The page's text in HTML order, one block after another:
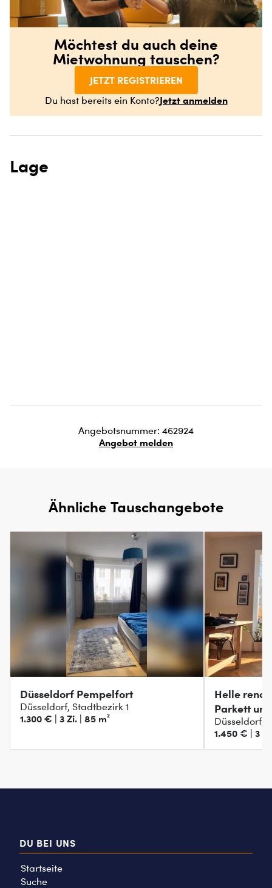
Möchtest du auch deine
Mietwohnung tauschen?
JETZT REGISTRIEREN
Du hast bereits ein Konto?Jetzt anmelden
Lage
Angebotsnummer: 462924
Angebot melden
Ähnliche Tauschangebote
Düsseldorf Pempelfort
Düsseldorf, Stadtbezirk 1
1.300 € | 3 Zi. | 85 m²
Helle
Parkett
Düsseldorf,
1.450 € | 3
DU BEI UNS
Startseite
Suche